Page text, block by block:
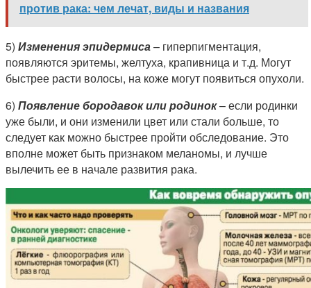
против рака: чем лечат, виды и названия
5) Изменения эпидермиса– гиперпигментация,
появляются эритемы, желтуха, крапивница и т.д. Могут
быстрее расти волосы, на коже могут появиться опухоли.
6) Появление бородавок или родинок– если родинки
уже были, и они изменили цвет или стали больше, то
следует как можно быстрее пройти обследование. Это
вполне может быть признаком меланомы, и лучше
вылечить ее в начале развития рака.